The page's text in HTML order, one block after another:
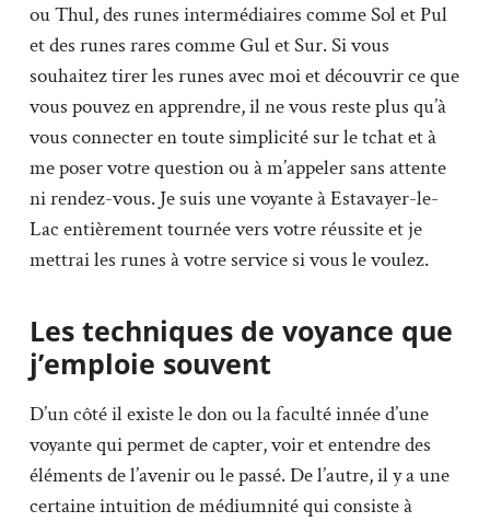
ou Thul, des runes intermédiaires comme Sol et Pul
et des runes rares comme Gul et Sur. Si vous
souhaitez tirer les runes avec moi et découvrir ce que
vous pouvez en apprendre, il ne vous reste plus qu’à
vous connecter en toute simplicité sur le tchat et à
me poser votre question ou à m’appeler sans attente
ni rendez-vous. Je suis une voyante à Estavayer-le-
Lac entièrement tournée vers votre réussite et je
mettrai les runes à votre service si vous le voulez.
Les techniques de voyance que
j’emploie souvent
D’un côté il existe le don ou la faculté innée d’une
voyante qui permet de capter, voir et entendre des
éléments de l’avenir ou le passé. De l’autre, il y a une
certaine intuition de médiumnité qui consiste à